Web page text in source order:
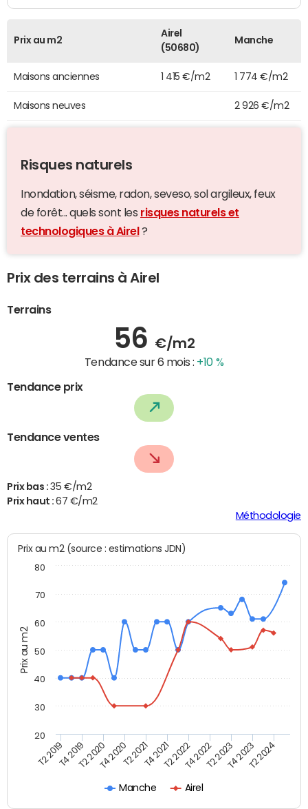
Prix au m2
Airel
(50680)
Manche
Maisons anciennes 1 415 €/m2 1 774 €/m2
Maisons neuves 2 926 €/m2
Risques naturels
Inondation, séisme, radon, seveso, sol argileux, feux
de forêt... quels sont les risques naturels et
technologiques à Airel ?
Prix des terrains à Airel
Terrains
56 €/m2
Tendance sur 6 mois : +10 %
Tendance prix
Tendance ventes
Prix bas : 35 €/m2
Prix haut :67 €/m2
Méthodologie
Prix au m2
Prix au m2 (source : estimations JDN)
Manche Airel
T2 2019T4 2019T2 2020T4 2020T2 2021T4 2021T2 2022T4 2022T2 2023T4 2023T2 2024
20
30
40
50
60
70
80